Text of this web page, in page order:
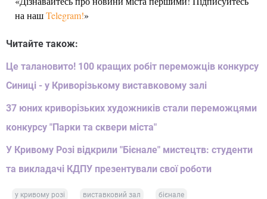
на нашTelegram!»
Читайте також:
Це талановито! 100 кращих робіт переможців конкурсу
Синиці - у Криворізькому виставковому залі
37 юних криворізьких художників стали переможцями
конкурсу "Парки та сквери міста"
У Кривому Розі відкрили "Бієнале" мистецтв: студенти
та викладачі КДПУ презентували свої роботи
у кривому розі виставковий зал бієнале